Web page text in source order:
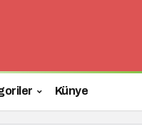
Künye